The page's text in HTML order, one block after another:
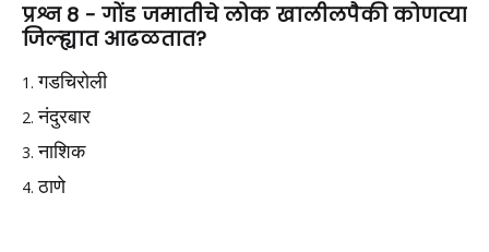
प्रश्न 8 - गोंड जमातीचे लोक खालीलपैकी कोणत्या
जिल्ह्यात आढळतात?
गडचिरोली
नंदुरबार
नाशिक
ठाणे